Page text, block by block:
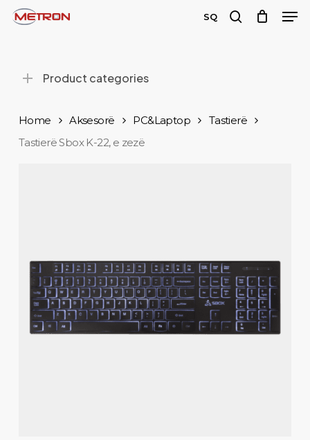
Skip
content
SQ
Product categories
Home Aksesorë PC&Laptop
Tastierë
Tastierë Sbox K-22, e zezë